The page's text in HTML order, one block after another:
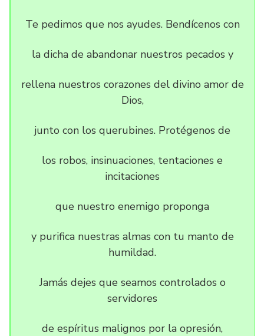
Te pedimos que nos ayudes. Bendícenos con
la dicha de abandonar nuestros pecados y
rellena nuestros corazones del divino amor de
Dios,
junto con los querubines. Protégenos de
los robos, insinuaciones, tentaciones e
incitaciones
que nuestro enemigo proponga
y purifica nuestras almas con tu manto de
humildad.
Jamás dejes que seamos controlados o
servidores
de espíritus malignos por la opresión,